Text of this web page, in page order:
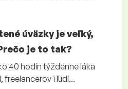
úväzky je veľký,
je to tak?
40 hodín týždenne láka
i ľudí...